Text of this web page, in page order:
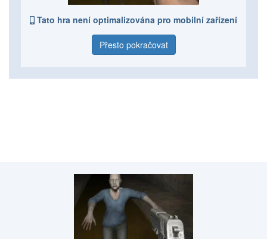
Tato hra není optimalizována pro mobilní zařízení
Přesto pokračovat